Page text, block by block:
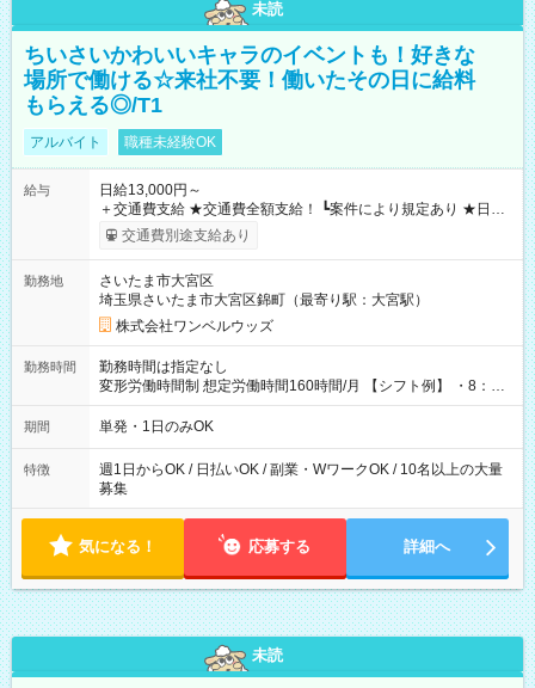
未読
ちいさいかわいいキャラのイベントも！好きな
場所で働ける☆来社不要！働いたその日に給料
もらえる◎/T1
アルバイト 職種未経験OK
給与
日給13,000円～
＋交通費支給 ★交通費全額支給！ ┗案件により規定あり ★日払
いOK！（規定あり） ┗働いたその日に現金GET♪ お仕事後はコ
ンビニATMから 日払い分を引き落とせます！ 【試用期間】試
交通費別途支給あり
勤務地
さいたま市大宮区
埼玉県さいたま市大宮区錦町（最寄り駅：大宮駅）
株式会社ワンベルウッズ
勤務時間
勤務時間は指定なし
変形労働時間制 想定労働時間160時間/月 【シフト例】 ・8：00
～21：00
期間 単発・1日のみOK
特徴
週1日からOK / 日払いOK / 副業・WワークOK / 10名以上の大量
募集
気になる！ 応募する 詳細へ
未読